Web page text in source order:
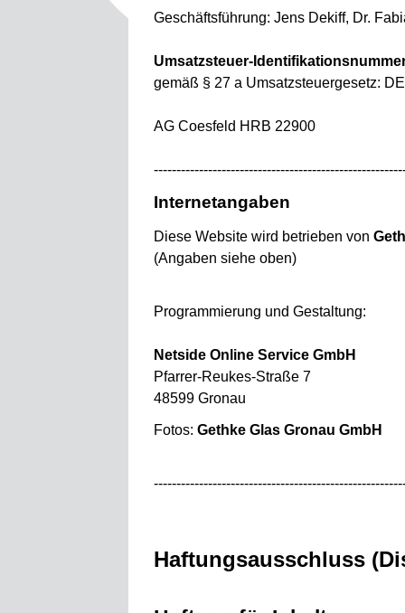
Geschäftsführung: Jens Dekiff, Dr.
Umsatzsteuer-
gemäß § 27 a Umsatzsteuergesetz:
AG Coesfeld HRB 22900
Internetangaben
Diese Website wird betrieben von
(Angaben siehe oben)
Programmierung und Gestaltung:
Netside Online Service GmbH
Pfarrer-Reukes-Straße 7
48599 Gronau
Fotos: Gethke Glas Gronau GmbH
Haftungsausschluss